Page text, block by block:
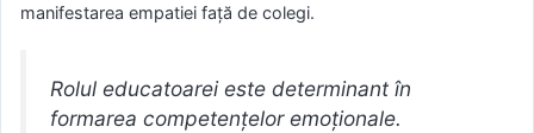
manifestarea empatiei față de colegi.
Rolul educatoarei este determinant în
formarea competențelor emoționale.